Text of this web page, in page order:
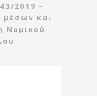
2019 –
μέσων και
Νομικού